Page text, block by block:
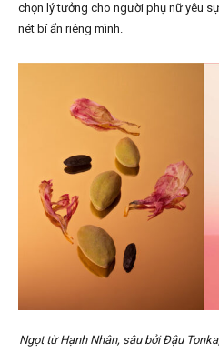
chọn lý tưởng cho người phụ nữ yêu
nét bí ẩn riêng mình.
Ngọt từ Hạnh Nhân, sâu bởi Đậu